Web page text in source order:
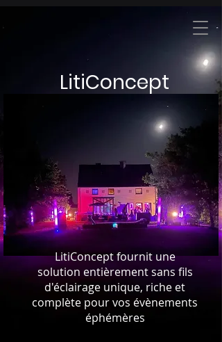
LitiConcept
LitiConcept fournit une
solution entièrement sans fils
d'éclairage unique, riche et
complète pour vos évènements
éphémères